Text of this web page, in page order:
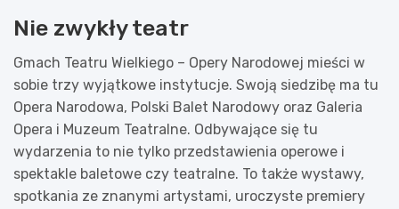
Nie zwykły teatr
Gmach Teatru Wielkiego – Opery Narodowej mieści w
sobie trzy wyjątkowe instytucje. Swoją siedzibę ma tu
Opera Narodowa, Polski Balet Narodowy oraz Galeria
Opera i Muzeum Teatralne. Odbywające się tu
wydarzenia to nie tylko przedstawienia operowe i
spektakle baletowe czy teatralne. To także wystawy,
spotkania ze znanymi artystami, uroczyste premiery